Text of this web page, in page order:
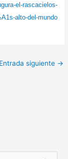
el-rascacielos-
alto-del-mundo
Entrada siguiente →